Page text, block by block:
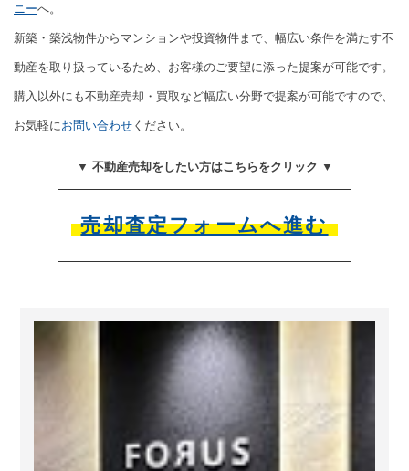
ニーへ。
新築・築浅物件からマンションや投資物件まで、幅広い条件を満たす不
動産を取り扱っているため、お客様のご要望に添った提案が可能です。
購入以外にも不動産売却・買取など幅広い分野で提案が可能ですので、
お気軽に お問い合わせ ください。
▼ 不動産売却をしたい方はこちらをクリック ▼
売却査定フォームへ進む